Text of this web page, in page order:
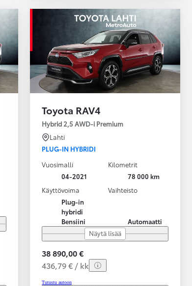
Toyota RAV4
Hybrid 2,5 AWD-i Premium
Lahti
PLUG-IN HYBRIDI
Vuosimalli
04-2021
Kilometrit
78 000 km
Käyttövoima
Plug-in
hybridi
Bensiini
Vaihteisto
Automaatti
Näytä lisää
38 890,00 €
436,79 € / kk
Tutustu autoon